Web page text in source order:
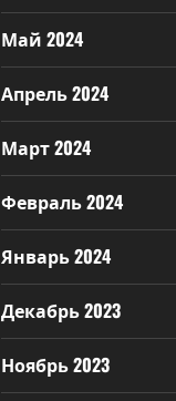
Май 2024
Апрель 2024
Март 2024
Февраль 2024
Январь 2024
Декабрь 2023
Ноябрь 2023